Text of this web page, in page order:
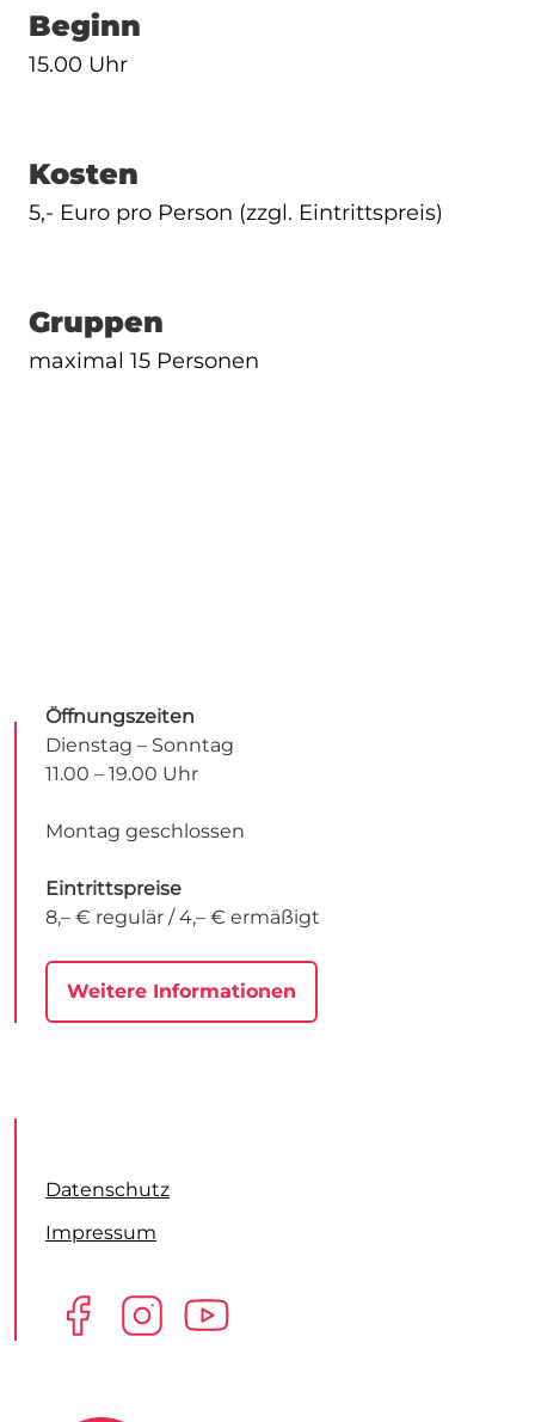
Beginn
15.00 Uhr
Kosten
5,- Euro pro Person (zzgl. Eintrittspreis)
Gruppen
maximal 15 Personen
Öffnungszeiten
Dienstag – Sonntag
11.00 – 19.00 Uhr
Montag geschlossen
Eintrittspreise
8,– € regulär / 4,– € ermäßigt
Weitere Informationen
Datenschutz
Impressum